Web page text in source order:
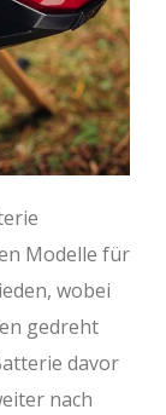
Modelle für
wobei
gedreht
davor
nach